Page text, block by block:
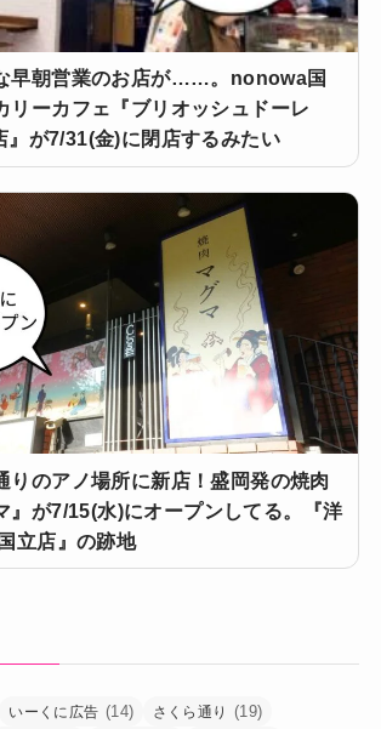
早朝営業のお店が……。nonowa国
リーカフェ『ブリオッシュドーレ
が7/31(金)に閉店するみたい
りのアノ場所に新店！盛岡発の焼肉
』が7/15(水)にオープンしてる。『洋
立店』の跡地
いーくに広告 (14) さくら通り (19)